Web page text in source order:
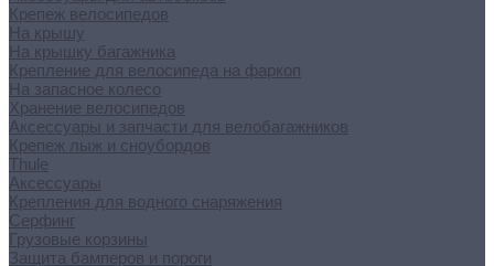
Крепеж велосипедов
На крышу
На крышку багажника
Крепление для велосипеда на фаркоп
На запасное колесо
Хранение велосипедов
Аксессуары и запчасти для велобагажников
Крепеж лыж и сноубордов
Thule
Аксессуары
Крепления для водного снаряжения
Серфинг
Грузовые корзины
Защита бамперов и пороги